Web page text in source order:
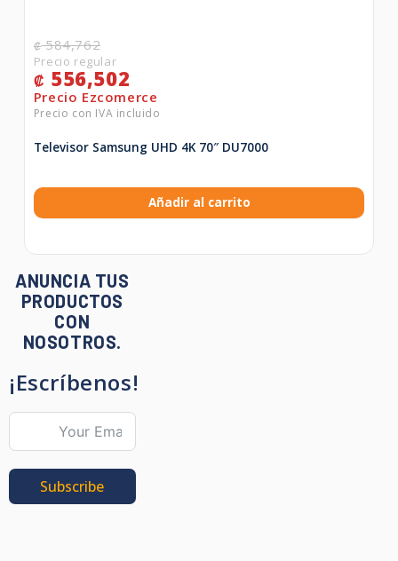
₡584,762
₡ 556,502
Televisor Samsung UHD 4K 70″ DU7000
Añadir al carrito
ANUNCIA TUS
PRODUCTOS
CON
NOSOTROS.
¡Escríbenos!
Subscribe